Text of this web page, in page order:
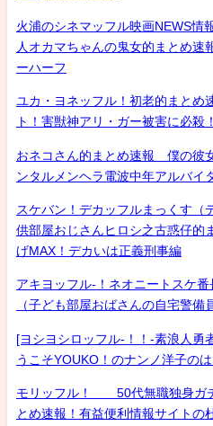
火浦のシネマッフル映画NEWS情
人オカマちゃんの鬼女的まとめ速
ーハーフ
ユカ・ヨネッフル！初老的まとめ
ト！害獣神アリ・ガー被害に必殺
おネコさん的まとめ速報 僕の彼
ンタルメンヘラ電波中年アルバイ
スケバン！デカッフルまっくす（
供部屋おじさんヒロシ之古惑仔的
げMAX！デカいは正義刑事編
アキヨッフル-！ネオニートスケ番
（子ども部屋おばさんの自宅警備
[ヨシヨシロッフル-！！-素浪人勇
うこそYOUKO！のナンノ洋子の
モリッフル！ 50代無職独身ガ
とめ速報！有益便利情報サイト